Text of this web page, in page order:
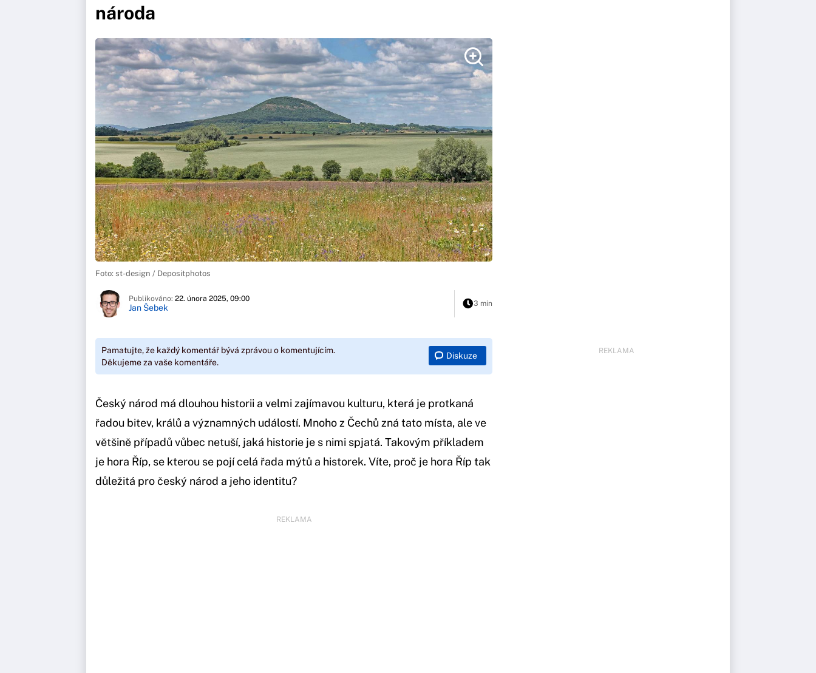
národa
Foto: st-design / Depositphotos
Publikováno: 22. února 2025, 09:00
Jan Šebek 3 min
Pamatujte, že každý komentář bývá zprávou o komentujícím.
Děkujeme za vaše komentáře.
Diskuze
Český národ má dlouhou historii a velmi zajímavou kulturu, která je protkaná
řadou bitev, králů a významných událostí. Mnoho z Čechů zná tato místa, ale ve
většině případů vůbec netuší, jaká historie je s nimi spjatá. Takovým příkladem
je hora Říp, se kterou se pojí celá řada mýtů a historek. Víte, proč je hora Říp tak
důležitá pro český národ a jeho identitu?
REKLAMA
REKLAMA